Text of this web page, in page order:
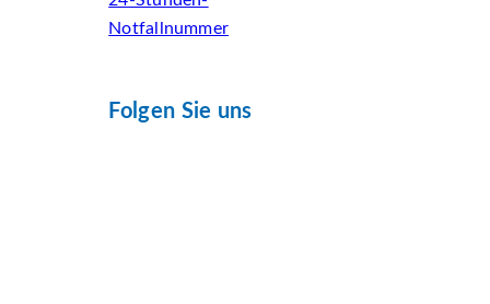
Notfallnummer
Folgen Sie uns